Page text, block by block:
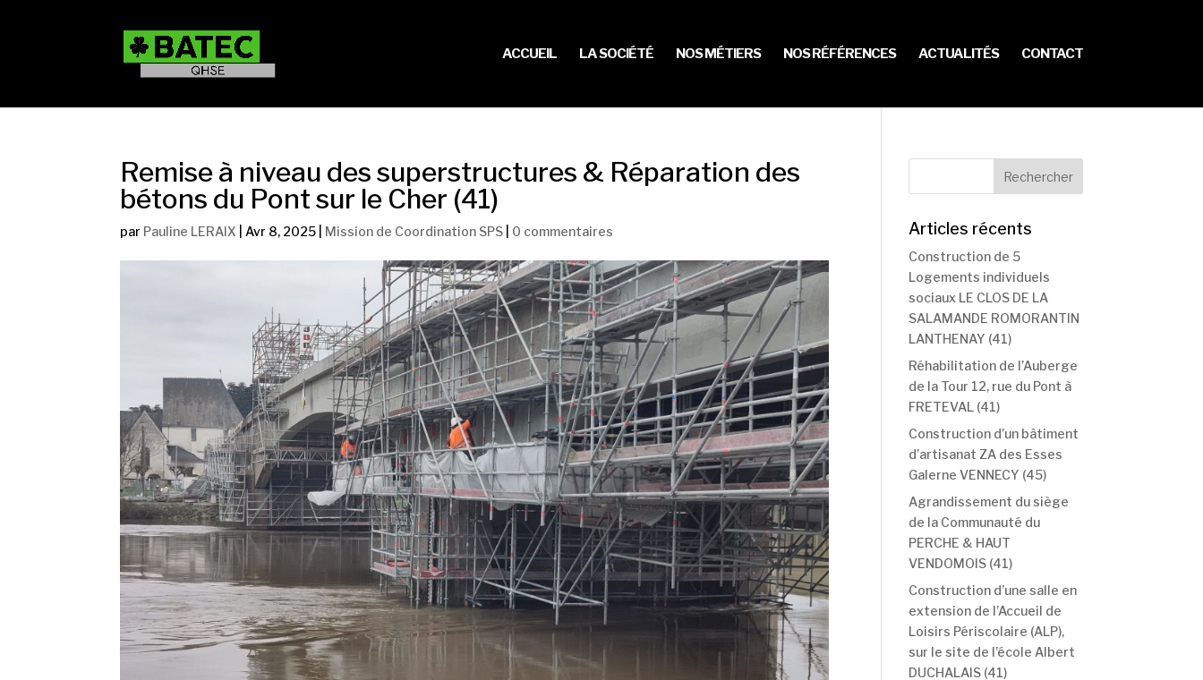
ACCUEIL LA SOCIÉTÉ NOS MÉTIERS NOS RÉFÉRENCES ACTUALITÉS CONTACT
Remise à niveau des superstructures & Réparation des
bétons du Pont sur le Cher (41)
par Pauline LERAIX Avr 8, 2025 Mission de Coordination SPS 0 commentaires Articles récents
Construction de 5
Logements individuels
sociaux LE CLOS DE LA
SALAMANDE ROMORANTIN
LANTHENAY (41)
Réhabilitation de l’Auberge
de la Tour 12, rue du Pont à
FRETEVAL (41)
Construction d’un bâtiment
d’artisanat ZA des Esses
Galerne VENNECY (45)
Agrandissement du siège
de la Communauté du
PERCHE & HAUT
VENDOMOIS (41)
Construction d’une salle en
extension de l’Accueil de
Loisirs Périscolaire (ALP),
sur le site de l’école Albert
DUCHALAIS (41)